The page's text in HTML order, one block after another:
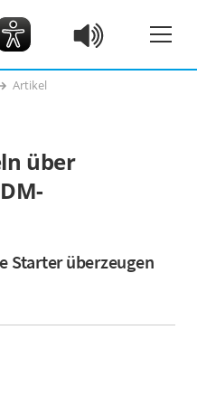
Artikel
über
Starter überzeugen